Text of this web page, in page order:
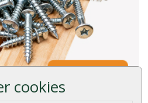
cookies